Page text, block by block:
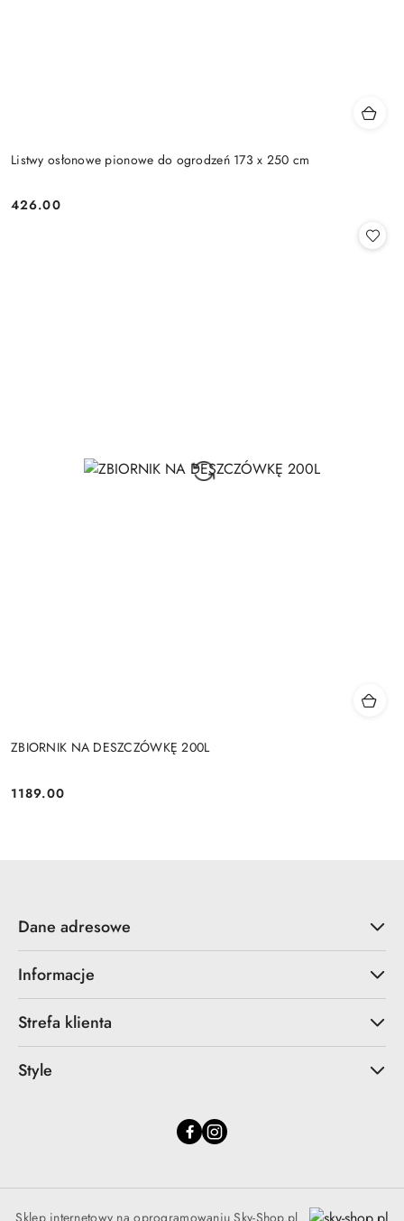
Listwy osłonowe pionowe do ogrodzeń 173 x 250 cm
Cena:
426.00
ZBIORNIK NA DESZCZÓWKĘ 200L
Cena:
1189.00
Dane adresowe
Informacje
Strefa klienta
Style
Sklep internetowy na oprogramowaniu Sky-Shop.pl